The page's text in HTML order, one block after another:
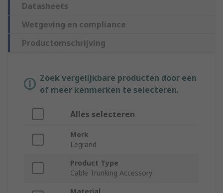
Datasheets
Wetgeving en compliance
Productomschrijving
Zoek vergelijkbare producten door een
of meer kenmerken te selecteren.
Alles selecteren
Merk
Legrand
Product Type
Cable Trunking Accessory